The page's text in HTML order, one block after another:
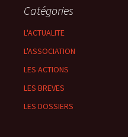
Catégories
L'ACTUALITE
L'ASSOCIATION
LES ACTIONS
LES BREVES
LES DOSSIERS